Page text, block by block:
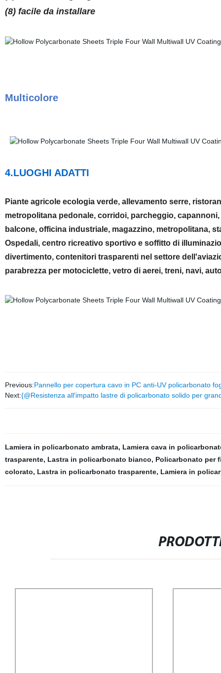
(8) facile da installare
Multicolore
4.LUOGHI ADATTI
Piante agricole ecologia verde, allevamento serre,
metropolitana pedonale, corridoi, parcheggio,
balcone, officina industriale, magazzino, metropolitana,
Ospedali, centro ricreativo sportivo e soffitto di
divertimento, contenitori trasparenti nel settore
parabrezza per motociclette, vetro di aerei, treni, navi,
Previous:Pannello per copertura cavo in PC anti-UV policarbonato
Next:{@Resistenza all′impatto lastre di policarbonato solido per
Lamiera in policarbonato ambrata, Lamiera cava in
trasparente, Lastra in policarbonato bianco, Policarbonato per
colorato, Lastra in policarbonato trasparente, Lamiera in